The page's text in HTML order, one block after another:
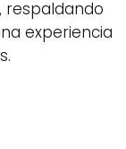
respaldando
experiencia